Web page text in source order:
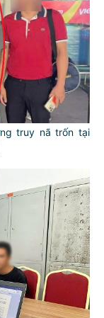
truy nã trốn tại